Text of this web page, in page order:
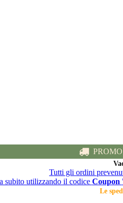
Tutti gli ordini
subito utilizzando il codice Coupon
Le